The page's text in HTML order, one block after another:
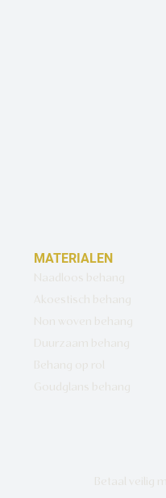
MATERIALEN
Naadloos behang
Akoestisch behang
Non woven behang
Duurzaam behang
Behang op rol
Goudglans behang
Betaal veilig